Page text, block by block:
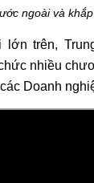
ngoài và
lớn trên,
nhiều
Doanh